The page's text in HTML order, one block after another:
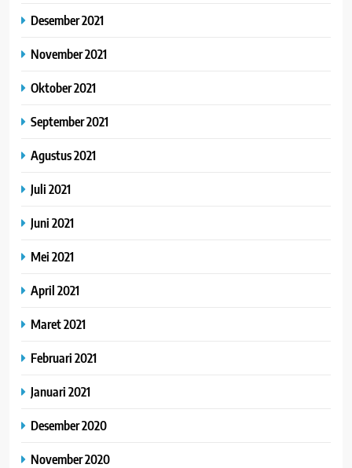
Desember 2021
November 2021
Oktober 2021
September 2021
Agustus 2021
Juli 2021
Juni 2021
Mei 2021
April 2021
Maret 2021
Februari 2021
Januari 2021
Desember 2020
November 2020